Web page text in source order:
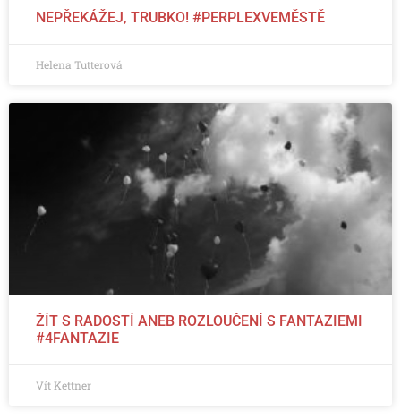
NEPŘEKÁŽEJ, TRUBKO! #PERPLEXVEMĚSTĚ
Helena Tutterová
ŽÍT S RADOSTÍ ANEB ROZLOUČENÍ S FANTAZIEMI
#4FANTAZIE
Vít Kettner